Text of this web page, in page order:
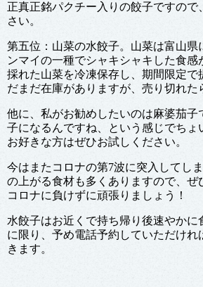
正真正銘パクチー入りの餃子ですので
さい。
第五位：山菜の水餃子。山菜は富山県
ンマイの一種でシャキシャキした食感
採れた山菜を冷凍保存し、期間限定で
だまだ在庫がありますが、売り切れた
他に、私がお勧めしたいのは麻婆茄子
子になるんですね、という感じでちょ
お好きな方はぜひお試しください。
今はまたコロナの第7波に突入してし
の上がる食材も多くありますので、ぜ
コロナに負けずに頑張りましょう！
水餃子はお近くで持ち帰り後速やかに
に限り、予め電話予約していただけれ
きます。